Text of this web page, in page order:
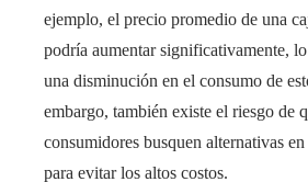
ejemplo, el precio promedio de una
podría aumentar significativamente,
una disminución en el consumo de
embargo, también existe el riesgo de
consumidores busquen alternativas
para evitar los altos costos.